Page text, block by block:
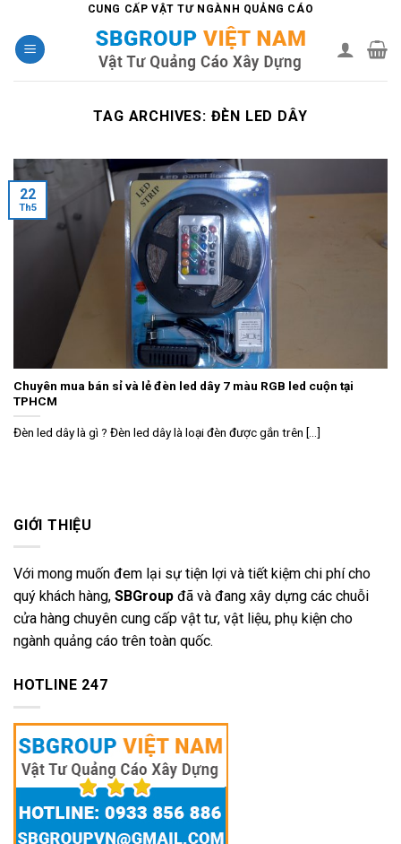
content
CUNG CẤP VẬT TƯ NGÀNH QUẢNG CÁO
TAG ARCHIVES: ĐÈN LED DÂY
GIỚI THIỆU
Với mong muốn đem lại sự tiện lợi và tiết kiệm chi phí cho
quý khách hàng, SBGroup đã và đang xây dựng các chuỗi
cửa hàng chuyên cung cấp vật tư, vật liệu, phụ kiện cho
ngành quảng cáo trên toàn quốc.
HOTLINE 247
Chuyên mua bán sỉ và lẻ đèn led dây 7 màu RGB led cuộn tại
TPHCM
Đèn led dây là gì ? Đèn led dây là loại đèn được gắn trên [...]
22
Th5